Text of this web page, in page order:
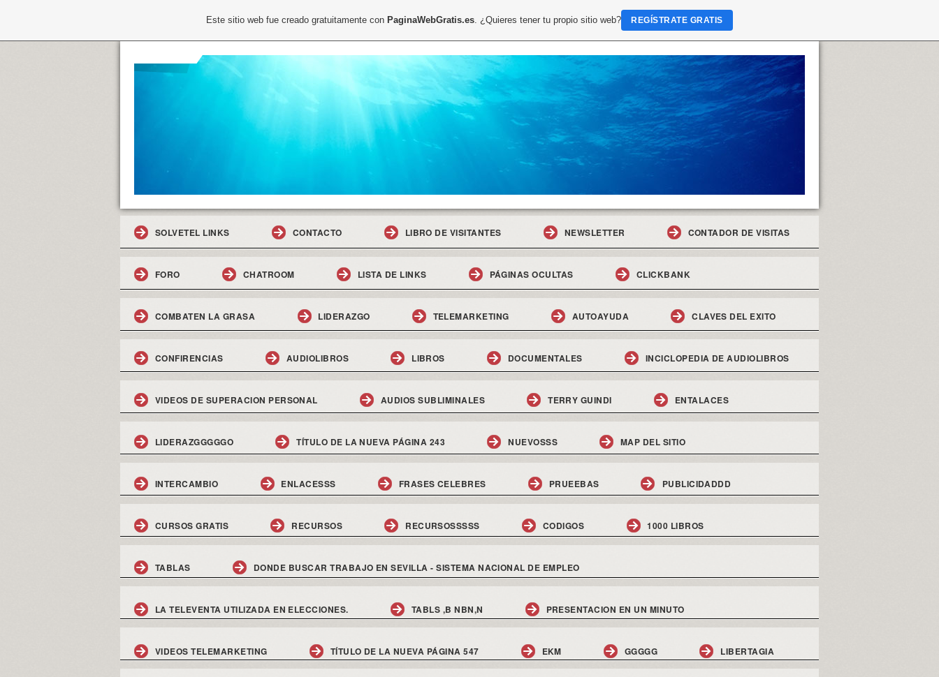
SOLVETEL LINKS CONTACTO LIBRO DE VISITANTES NEWSLETTER CONTADOR DE VISITAS
FORO CHATROOM LISTA DE LINKS PÁGINAS OCULTAS CLICKBANK
COMBATEN LA GRASA LIDERAZGO TELEMARKETING AUTOAYUDA CLAVES DEL EXITO
CONFIRENCIAS AUDIOLIBROS LIBROS DOCUMENTALES INCICLOPEDIA DE AUDIOLIBROS
VIDEOS DE SUPERACION PERSONAL AUDIOS SUBLIMINALES TERRY GUINDI ENTALACES
LIDERAZGGGGGO TÍTULO DE LA NUEVA PÁGINA 243 NUEVOSSS MAP DEL SITIO
INTERCAMBIO ENLACESSS FRASES CELEBRES PRUEEBAS PUBLICIDADDD
CURSOS GRATIS RECURSOS RECURSOSSSSS CODIGOS 1000 LIBROS
TABLAS DONDE BUSCAR TRABAJO EN SEVILLA - SISTEMA NACIONAL DE EMPLEO
LA TELEVENTA UTILIZADA EN ELECCIONES. TABLS ,B NBN,N PRESENTACION EN UN MINUTO
VIDEOS TELEMARKETING TÍTULO DE LA NUEVA PÁGINA 547 EKM GGGGG LIBERTAGIA
Este sitio web fue creado gratuitamente con PaginaWebGratis.es. ¿Quieres tener tu propio sitio web? REGÍSTRATE GRATIS